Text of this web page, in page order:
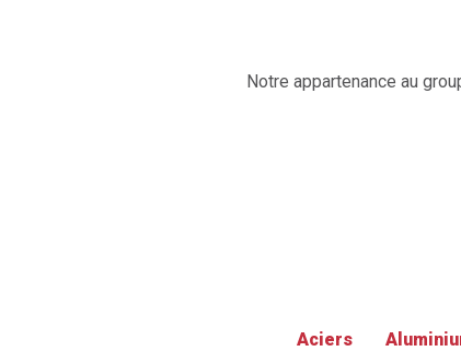
Notre appartenance au
Aciers